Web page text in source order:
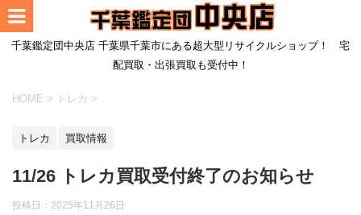
千葉鑑定団中央店 千葉県千葉市にある超大型リサイクルショップ！ 宅
配買取・出張買取も受付中！
HOME > トレカ >
トレカ 買取情報
11/26 トレカ買取受付終了のお知らせ
投稿日： 2025年11月26日